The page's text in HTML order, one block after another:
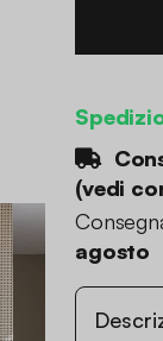
(vedi
agosto